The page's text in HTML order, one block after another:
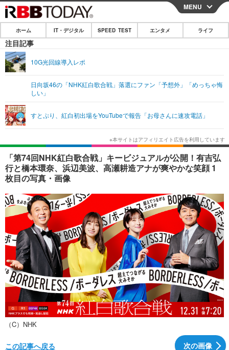
CLOSE
ホーム
IT・デジタル
ショッピング その他
エンタメTOP 映画・ドラマ
韓国・芸能
音楽 スポーツ
グラビア
ショッピング その他
ライフ
ライフTOP グルメ
ペット ショッピング
その他
リリース一覧
プッシュ通知の停止方法
MENU
ホーム IT・デジタル SPEED TEST エンタメ ライフ
注目記事
10G光回線導入レポ
日向坂46の「NHK紅白歌合戦」落選にファン「予想外」「めっちゃ悔
しい」
すとぷり、紅白初出場をYouTubeで報告「お母さんに速攻電話」
「第74回NHK紅白歌合戦」キービジュアルが公開！有吉弘
行と橋本環奈、浜辺美波、高瀬耕造アナが爽やかな笑顔 1
枚目の写真・画像
（C）NHK
次の画像
この記事へ戻る